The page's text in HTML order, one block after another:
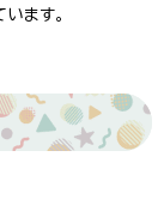
ます。